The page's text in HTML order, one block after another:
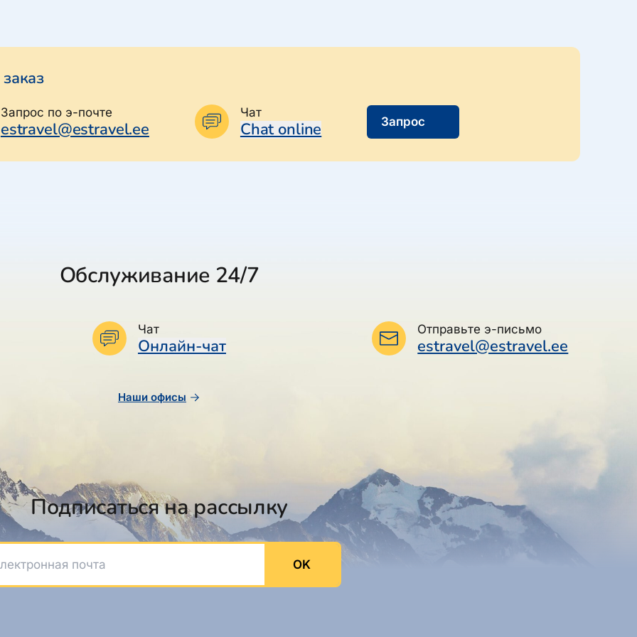
Запрос по э-почте
estravel@estravel.ee
Чат
Chat online Запрос
Обслуживание 24/7
Чат
Онлайн-чат
Отправьте э-письмо
estravel@estravel.ee
Наши офисы
Подписаться на рассылку
OK